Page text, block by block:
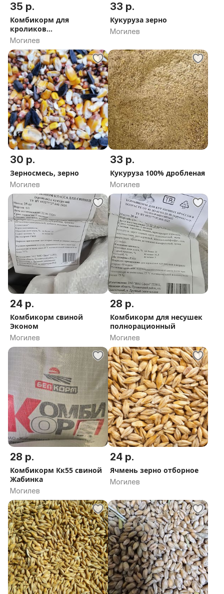
35 р.
Комбикорм для
кроликов
полнорационный
Могилев
33 р.
Кукуруза зерно
Могилев
30 р.
Зерносмесь, зерно
Могилев
33 р.
Кукуруза 100% дробленая
Могилев
24 р.
Комбикорм свиной
Эконом
Могилев
28 р.
Комбикорм для несушек
полнорационный
Могилев
28 р.
Комбикорм Кк55 свиной
Жабинка
Могилев
24 р.
Ячмень зерно отборное
Могилев